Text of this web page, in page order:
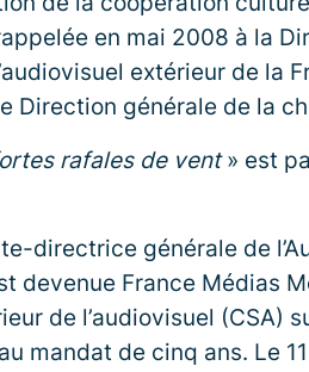
en mai 2008 à la
extérieur de la
Direction générale de la
rafales de vent» est
directrice générale de
devenue France Médias
de l’audiovisuel (CSA)
mandat de cinq ans. Le